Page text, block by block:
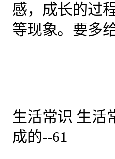
感，成长的过
等现象。要多
生活常识 生活
成的--61